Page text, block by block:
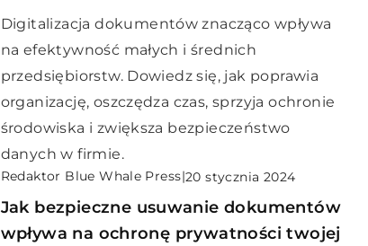
Digitalizacja dokumentów znacząco wpływa
na efektywność małych i średnich
przedsiębiorstw. Dowiedz się, jak poprawia
organizację, oszczędza czas, sprzyja ochronie
środowiska i zwiększa bezpieczeństwo
danych w firmie.
Redaktor Blue Whale Press|20 stycznia 2024
Jak bezpieczne usuwanie dokumentów
wpływa na ochronę prywatności twojej